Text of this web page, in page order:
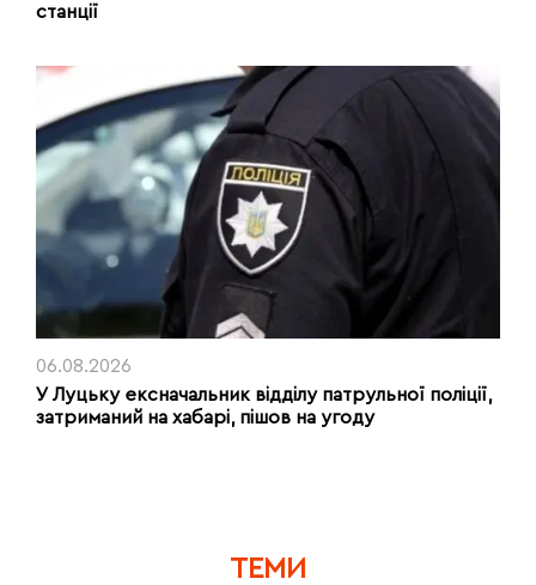
станції
06.08.2026
У Луцьку ексначальник відділу патрульної поліції,
затриманий на хабарі, пішов на угоду
ТЕМИ